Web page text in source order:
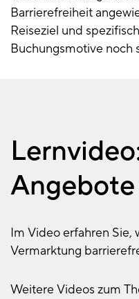
Barrierefreiheit
Reiseziel und
Buchungsmotive noch
Im Video erfahren Sie,
Vermarktung
Weitere Videos zum